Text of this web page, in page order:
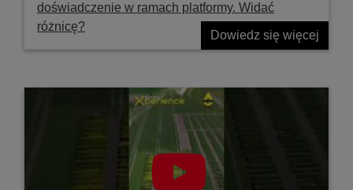
doświadczenie w ramach platformy. Widać
różnicę?
Dowiedz się więcej